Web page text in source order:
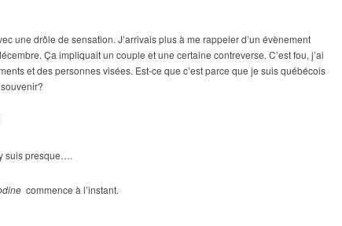
une drôle de sensation. J’arrivais plus à me rappeler d’un évènement
Ça impliquait un couple et une certaine contreverse. C’est fou, j’ai
et des personnes visées. Est-ce que c’est parce que je suis québécois
suis presque….
commence à l’instant.